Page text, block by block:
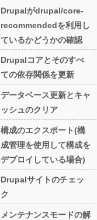
Drupalがdrupal/core-
recommendedを利用し
ているかどうかの確認
Drupalコアとそのすべ
ての依存関係を更新
データベース更新とキャ
ッシュのクリア
構成のエクスポート(構
成管理を使用して構成を
デプロイしている場合)
Drupalサイトのチェッ
ク
メンテナンスモードの解